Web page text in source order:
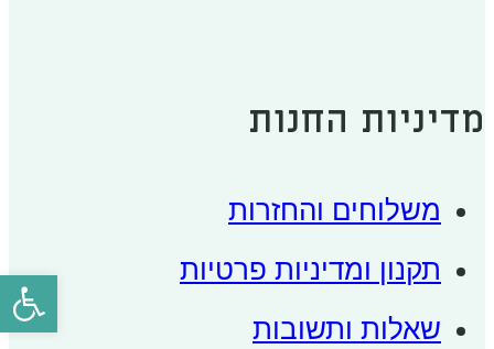
מדיניות החנות
משלוחים והחזרות
תקנון ומדיניות פרטיות
שאלות ותשובות
פתח